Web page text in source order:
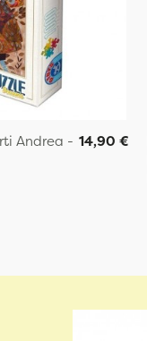
Andrea - 14,90 €